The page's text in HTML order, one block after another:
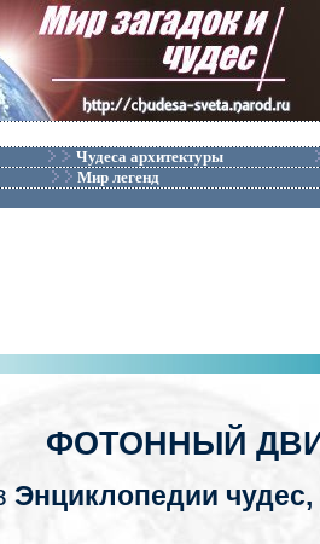
Чудеса архитектуры
Мир легенд
ФОТОННЫЙ
Энциклопедии чудес,